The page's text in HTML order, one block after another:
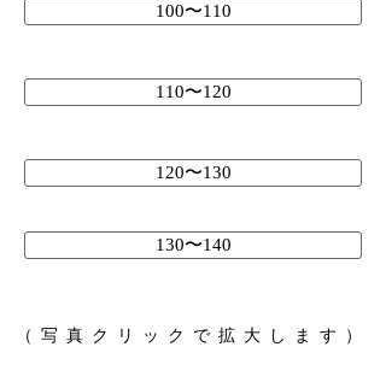
100〜110
110〜120
120〜130
130〜140
（写真クリックで拡大します）